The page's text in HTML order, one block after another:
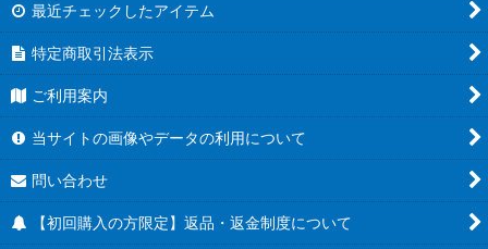
最近チェックしたアイテム
特定商取引法表示
ご利用案内
当サイトの画像やデータの利用について
問い合わせ
【初回購入の方限定】返品・返金制度について